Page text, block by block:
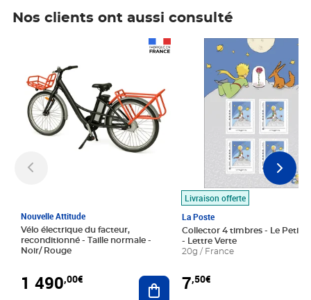
Nos clients ont aussi consulté
Nouvelle Attitude
Vélo électrique du facteur,
reconditionné - Taille normale -
Noir/ Rouge
1 490,00€ Ajouter au panier
Livraison offerte
La Poste
Collector 4 timbres - Le Petit
- Lettre Verte
20g / France
7,50€
Prix 7,50€